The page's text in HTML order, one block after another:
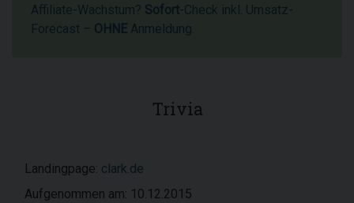
Affiliate-Wachstum? Sofort-Check inkl. Umsatz-
Forecast – OHNE Anmeldung.
Trivia
Landingpage: clark.de
Aufgenommen am: 10.12.2015